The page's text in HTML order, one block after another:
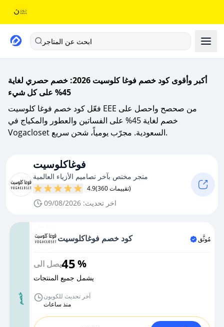
ابحث عن المتاجر
أكبر وأقوى كود خصم فوغا كلوسيت 2026: خصم حصري لغاية
45% على كل شيء
فعّل كود خصم فوغا كلوسيت EEE من صحصح واحصل على
خصم لغاية 45% على الفساتين والعطور والمكياج في
Vogacloset السعودية. مجرّب يومياً، شحن سريع.
فوغاكلوسيت
متجر مختص بآخر تصاميم الأزياء العالمية
4.9 (360 تقييمات)
اخر تحديث: 09/08/2026
خصم
كود خصم فوغاكلوسيت مُوثَّق
يصل الى45%
يشمل جميع المنتجات
آخر تحديث للكوبون
منذ ساعات